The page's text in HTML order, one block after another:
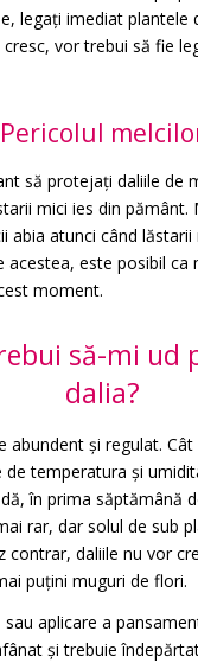
legați imediat plantele
vor trebui să fie
Pericolul
să protejați daliile de
mici ies din pământ.
abia atunci când
acestea, este posibil
moment.
să-mi ud
dalia?
abundent și regulat.
de temperatura și
în prima săptămână
rar, dar solul de sub
contrar, daliile nu vor
puțini muguri de flori.
aplicare a
și trebuie